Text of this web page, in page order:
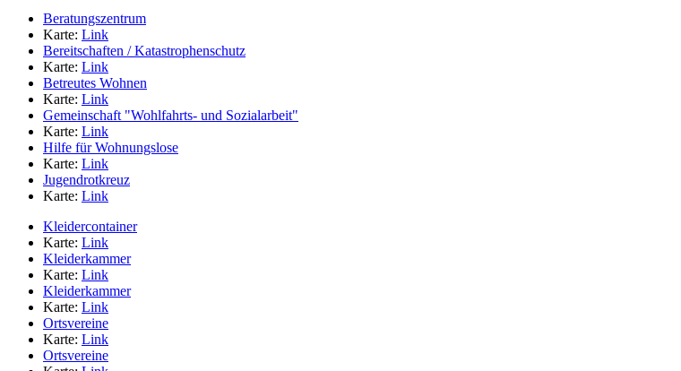
Beratungszentrum
Karte: Link
Bereitschaften / Katastrophenschutz
Karte: Link
Betreutes Wohnen
Karte: Link
Gemeinschaft "Wohlfahrts- und Sozialarbeit"
Karte: Link
Hilfe für Wohnungslose
Karte: Link
Jugendrotkreuz
Karte: Link
Kleidercontainer
Karte: Link
Kleiderkammer
Karte: Link
Kleiderkammer
Karte: Link
Ortsvereine
Karte: Link
Ortsvereine